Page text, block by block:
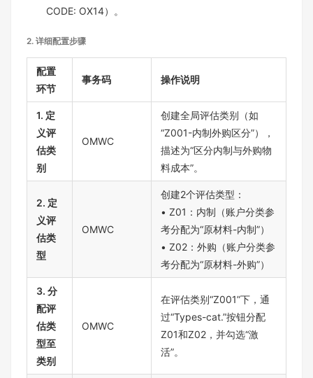
CODE: OX14）。
2. 详细配置步骤
配置
环节
事务码 操作说明
1. 定
义评
估类
别
OMWC
创建全局评估类别（如
“Z001-内制外购区分”），
描述为“区分内制与外购物
料成本”。
2. 定
义评
估类
型
OMWC
创建2个评估类型：
• Z01：内制（账户分类参
考分配为“原材料-内制”）
• Z02：外购（账户分类参
考分配为“原材料-外购”）
3. 分
配评
估类
型至
类别
OMWC
在评估类别“Z001”下，通
过“Types-cat.”按钮分配
Z01和Z02，并勾选“激
活”。